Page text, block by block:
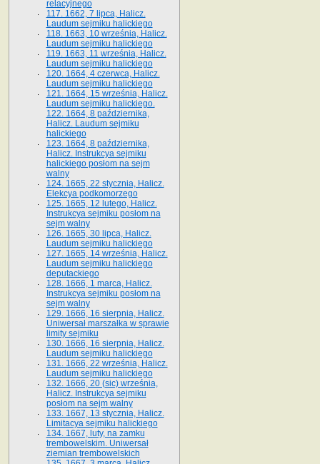
relacyjnego
117. 1662, 7 lipca, Halicz.
Laudum sejmiku halickiego
118. 1663, 10 września, Halicz.
Laudum sejmiku halickiego
119. 1663, 11 września, Halicz.
Laudum sejmiku halickiego
120. 1664, 4 czerwca, Halicz.
Laudum sejmiku halickiego
121. 1664, 15 września, Halicz.
Laudum sejmiku halickiego.
122. 1664, 8 października,
Halicz. Laudum sejmiku
halickiego
123. 1664, 8 października,
Halicz. Instrukcya sejmiku
halickiego posłom na sejm
walny
124. 1665, 22 stycznia, Halicz.
Elekcya podkomorzego
125. 1665, 12 lutego, Halicz.
Instrukcya sejmiku posłom na
sejm walny
126. 1665, 30 lipca, Halicz.
Laudum sejmiku halickiego
127. 1665, 14 września, Halicz.
Laudum sejmiku halickiego
deputackiego
128. 1666, 1 marca, Halicz.
Instrukcya sejmiku posłom na
sejm walny
129. 1666, 16 sierpnia, Halicz.
Uniwersał marszałka w sprawie
limity sejmiku
130. 1666, 16 sierpnia, Halicz.
Laudum sejmiku halickiego
131. 1666, 22 września, Halicz.
Laudum sejmiku halickiego
132. 1666, 20 (sic) września,
Halicz. Instrukcya sejmiku
posłom na sejm walny
133. 1667, 13 stycznia, Halicz.
Limitacya sejmiku halickiego
134. 1667, luty, na zamku
trembowelskim. Uniwersał
ziemian trembowelskich